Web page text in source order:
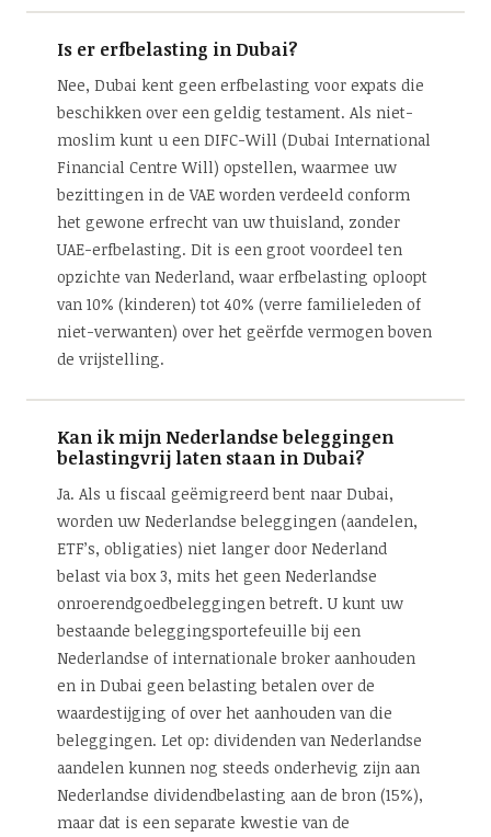
Is er erfbelasting in Dubai?
Nee, Dubai kent geen erfbelasting voor expats die
beschikken over een geldig testament. Als niet-
moslim kunt u een DIFC-Will (Dubai International
Financial Centre Will) opstellen, waarmee uw
bezittingen in de VAE worden verdeeld conform
het gewone erfrecht van uw thuisland, zonder
UAE-erfbelasting. Dit is een groot voordeel ten
opzichte van Nederland, waar erfbelasting oploopt
van 10% (kinderen) tot 40% (verre familieleden of
niet-verwanten) over het geërfde vermogen boven
de vrijstelling.
Kan ik mijn Nederlandse beleggingen
belastingvrij laten staan in Dubai?
Ja. Als u fiscaal geëmigreerd bent naar Dubai,
worden uw Nederlandse beleggingen (aandelen,
ETF’s, obligaties) niet langer door Nederland
belast via box 3, mits het geen Nederlandse
onroerendgoedbeleggingen betreft. U kunt uw
bestaande beleggingsportefeuille bij een
Nederlandse of internationale broker aanhouden
en in Dubai geen belasting betalen over de
waardestijging of over het aanhouden van die
beleggingen. Let op: dividenden van Nederlandse
aandelen kunnen nog steeds onderhevig zijn aan
Nederlandse dividendbelasting aan de bron (15%),
maar dat is een separate kwestie van de